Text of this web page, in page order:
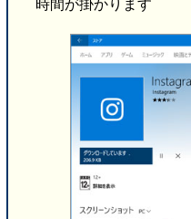
時間が掛かります